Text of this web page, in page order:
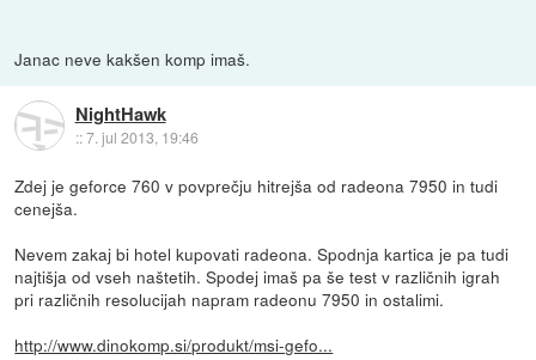
Janac neve kakšen komp imaš.
NightHawk
::7. jul 2013, 19:46
Zdej je geforce 760 v povprečju hitrejša od radeona 7950 in tudi
cenejša.
Nevem zakaj bi hotel kupovati radeona. Spodnja kartica je pa tudi
najtišja od vseh naštetih. Spodej imaš pa še test v različnih igrah
pri različnih resolucijah napram radeonu 7950 in ostalimi.
http://www.dinokomp.si/produkt/msi-gefo...